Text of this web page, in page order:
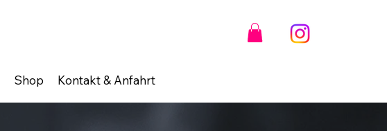
Shop Kontakt & Anfahrt